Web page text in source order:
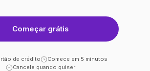
Começar grátis
de crédito
Comece em 5 minutos
Cancele quando quiser